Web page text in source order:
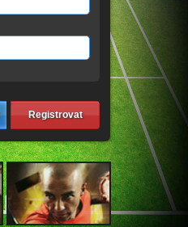
Registrovat